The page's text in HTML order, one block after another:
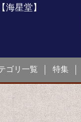
星堂】
ゴリ一覧 特集